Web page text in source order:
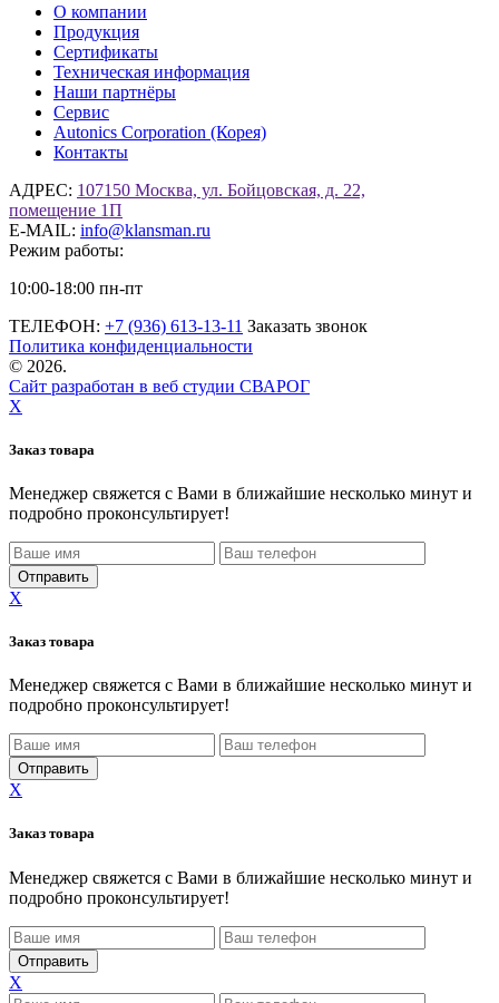
О компании
Продукция
Сертификаты
Техническая информация
Наши партнёры
Сервис
Autonics Corporation (Корея)
Контакты
АДРЕС: 107150 Москва, ул. Бойцовская, д. 22,
помещение 1П
E-MAIL: info@klansman.ru
Режим работы:
10:00-18:00 пн-пт
ТЕЛЕФОН: +7 (936) 613-13-11 Заказать звонок
Политика конфиденциальности
© 2026.
Сайт разработан в веб студии СВАРОГ
X
Заказ товара
Менеджер свяжется с Вами в ближайшие несколько минут и
подробно проконсультирует!
X
Заказ товара
Менеджер свяжется с Вами в ближайшие несколько минут и
подробно проконсультирует!
X
Заказ товара
Менеджер свяжется с Вами в ближайшие несколько минут и
подробно проконсультирует!
X